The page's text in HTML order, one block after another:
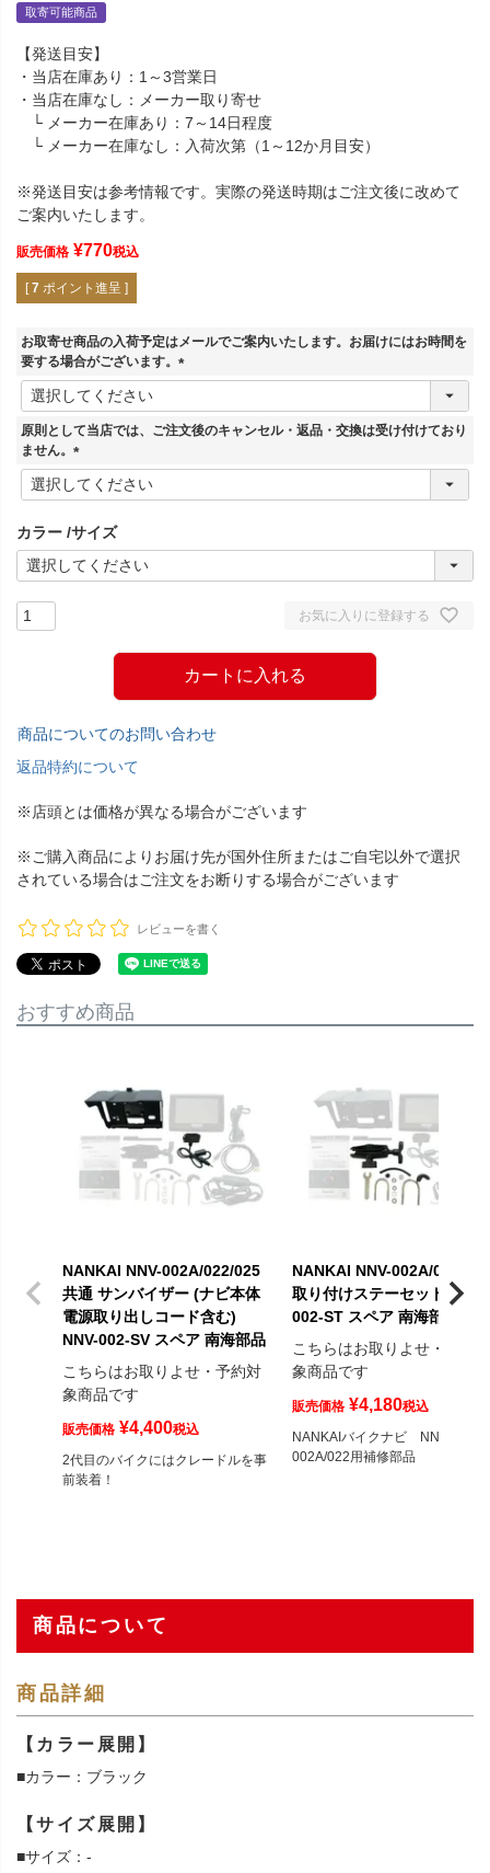
取寄可能商品
【発送目安】
・当店在庫あり：1～3営業日
・当店在庫なし：メーカー取り寄せ
└ メーカー在庫あり：7～14日程度
└ メーカー在庫なし：入荷次第（1～12か月目安）
※発送目安は参考情報です。実際の発送時期はご注文後に改めて
ご案内いたします。
販売価格 ¥770税込
[ 7 ポイント進呈 ]
お取寄せ商品の入荷予定はメールでご案内いたします。お届けにはお時間を
要する場合がございます。
(
須
原則として当店では、ご注文後のキャンセル・返品・交換は受け付けており
ません。
(
必
)
カラー サイズ
お気に入りに登録する
カートに入れる
商品についてのお問い合わせ
返品特約について
※店頭とは価格が異なる場合がございます
※ご購入商品によりお届け先が国外住所またはご自宅以外で選択
されている場合はご注文をお断りする場合がございます
レビューを書く
おすすめ商品
NANKAI NNV-002A/022/025
共通 サンバイザー (ナビ本体
電源取り出しコード含む)
NNV-002-SV スペア 南海部品
こちらはお取りよせ・予約対
象商品です
販売価格 ¥4,400税込
2代目のバイクにはクレードルを事
前装着！
NANKAI NNV-002A/022専用
取り付けステーセット NNV-
002-ST スペア 南海部品
こちらはお取りよせ・予約対
象商品です
販売価格 ¥4,180税込
NANKAIバイクナビ NNV-
002A/022用補修部品
商品について
商品詳細
【カラー展開】
■カラー：ブラック
【サイズ展開】
■サイズ：-